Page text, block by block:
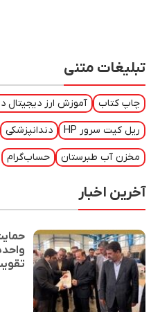
تبلیغات متنی
چاپ کتاب آموزش ارز دیجیتال
ریل کیت سرور HP دندانپزشکی
مخزن آب طبرستان حساب‌گرام
آخرین اخبار